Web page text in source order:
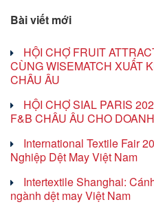
Bài viết mới
HỘI CHỢ FRUIT
CÙNG WISEMATCH XUẤT
CHÂU ÂU
HỘI CHỢ SIAL PARIS
F&B CHÂU ÂU CHO
International Textile Fair
Nghiệp Dệt May Việt Nam
Intertextile Shanghai:
ngành dệt may Việt Nam